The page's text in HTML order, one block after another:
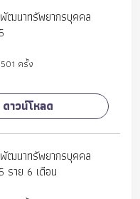
พัฒนาทรัพยากรบุคคล
ครั้ง
ดาวน์โหลด
พัฒนาทรัพยากรบุคคล
ราย 6 เดือน